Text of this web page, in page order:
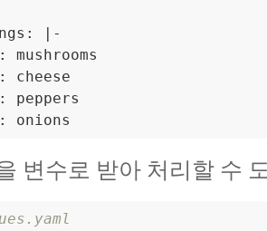
|-
mushrooms
cheese
peppers
onions
변수로 받아 처리할 수